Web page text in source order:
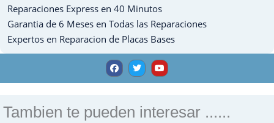
20
PRO
cantidad
Reparaciones Express en 40 Minutos
Garantia de 6 Meses en Todas las Reparaciones
Expertos en Reparacion de Placas Bases
F
a
c
e
o
k
T
w
i
t
Y
o
u
t
e
Tambien te pueden interesar ......